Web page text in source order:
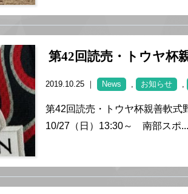
第42回読売・トウヤ杯
2019.10.25 ｜ News , お知らせ ,
第42回読売・トウヤ杯親善軟式
10/27（日）13:30～ 南部スポ...